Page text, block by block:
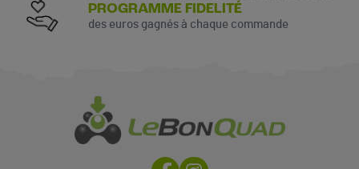
PROGRAMME FIDELITÉ
des euros gagnés à chaque commande